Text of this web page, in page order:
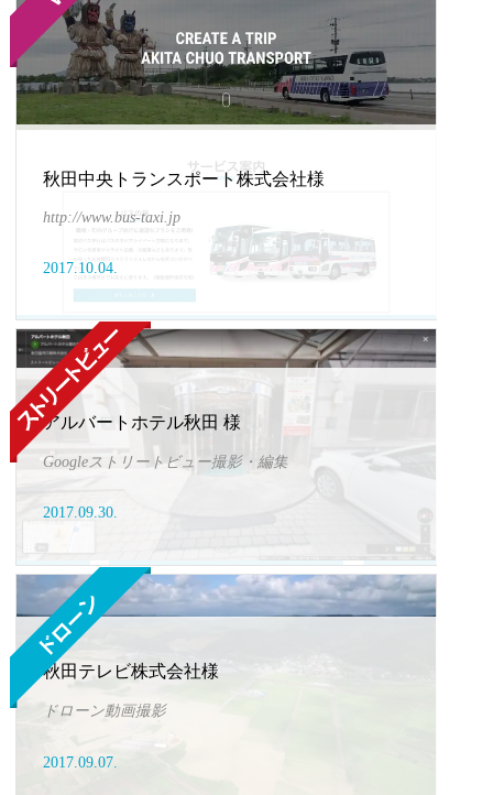
秋田中央トランスポート株式会社様
http://www.bus-taxi.jp
2017.10.04.
アルバートホテル秋田 様
Googleストリートビュー撮影・編集
2017.09.30.
秋田テレビ株式会社様
ドローン動画撮影
2017.09.07.